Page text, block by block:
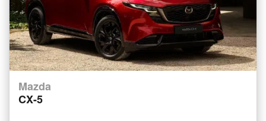
Mazda
CX-5